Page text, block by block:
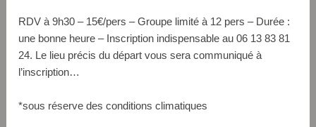
RDV à 9h30 – 15€/pers – Groupe limité à 12 pers – Durée :
une bonne heure – Inscription indispensable au 06 13 83 81
24. Le lieu précis du départ vous sera communiqué à
l’inscription…
*sous réserve des conditions climatiques